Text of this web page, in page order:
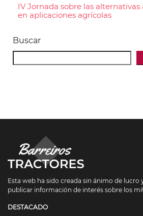
IV Jornada sobre las
en aplicaciones agrícolas
Buscar
Esta web ha sido creada sin ánimo de lucro
publicar información de interés sobre los
DESTACADO